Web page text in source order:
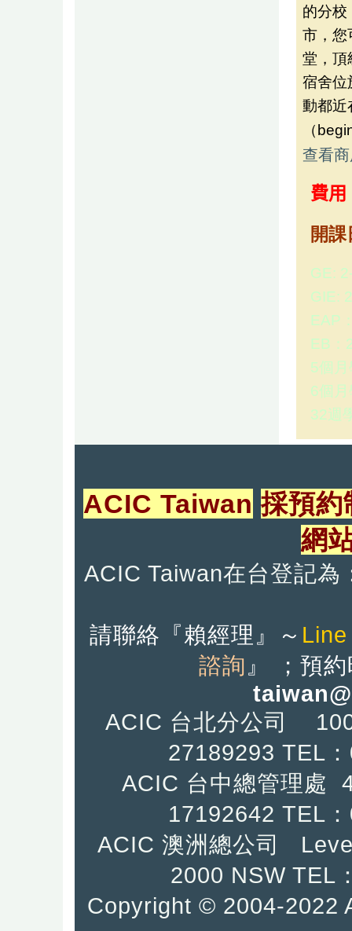
的分校
市，您
堂，頂
宿舍位
動都近
（
查看
費用
開
GE:
GIE:
EAP
EB：
5個
6個
32週
ACIC Taiwan 採預約
網
ACIC Taiwan在台登記為
請聯絡『賴經理』 ～
諮詢 』
；預
ACIC 台北分公司
27189293 TEL
ACIC 台中總管理
17192642 TEL
ACIC 澳洲總公司
2000 NSW TEL
Copyright © 2004-2022